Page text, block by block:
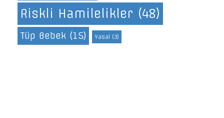
Riskli Hamilelikler (48)
Tüp Bebek (15) Yasal (3)